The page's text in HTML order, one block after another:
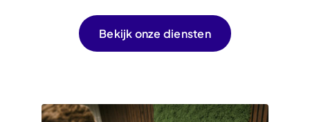
Bekijk onze diensten